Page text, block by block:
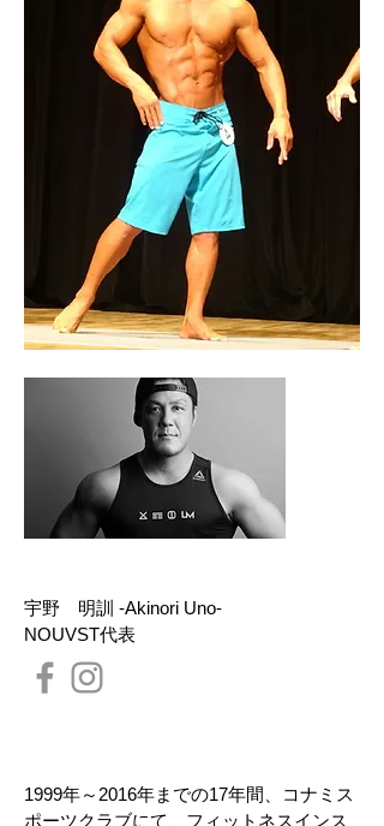
宇野 明訓 -Akinori Uno-
NOUVST代表
1999年～2016年までの17年間、コナミス
ポーツクラブにて、フィットネスインス